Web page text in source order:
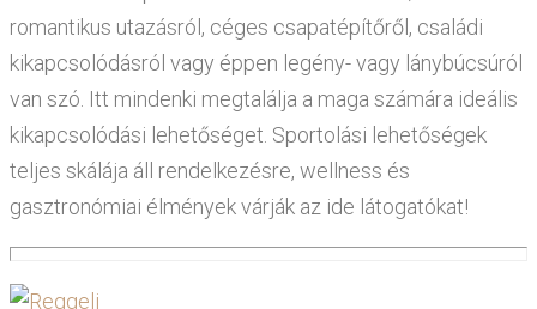
romantikus utazásról, céges csapatépítőről, családi
kikapcsolódásról vagy éppen legény- vagy lánybúcsúról
van szó. Itt mindenki megtalálja a maga számára ideális
kikapcsolódási lehetőséget. Sportolási lehetőségek
teljes skálája áll rendelkezésre, wellness és
gasztronómiai élmények várják az ide látogatókat!